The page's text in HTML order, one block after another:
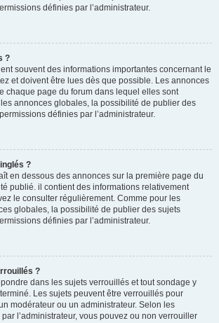
définies par l’administrateur.
?
souvent des informations importantes concernant le
et doivent être lues dès que possible. Les annonces
chaque page du forum dans lequel elles sont
annonces globales, la possibilité de publier des
définies par l’administrateur.
?
en dessous des annonces sur la première page du
publié. il contient des informations relativement
le consulter régulièrement. Comme pour les
globales, la possibilité de publier des sujets
définies par l’administrateur.
?
dans les sujets verrouillés et tout sondage y
Les sujets peuvent être verrouillés pour
modérateur ou un administrateur. Selon les
l’administrateur, vous pouvez ou non verrouiller